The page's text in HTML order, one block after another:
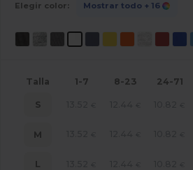
Elegir color: Mostrar todo + 16
Talla 1-7 8-23 24-71
S
M
L